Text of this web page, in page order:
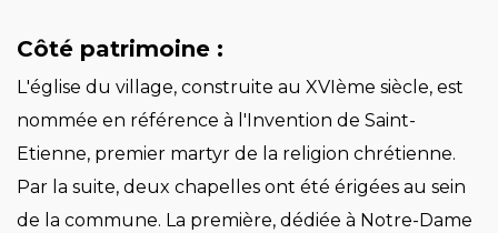
Côté patrimoine :
L'église du village, construite au XVIème siècle, est
nommée en référence à l'Invention de Saint-
Etienne, premier martyr de la religion chrétienne.
Par la suite, deux chapelles ont été érigées au sein
de la commune. La première, dédiée à Notre-Dame